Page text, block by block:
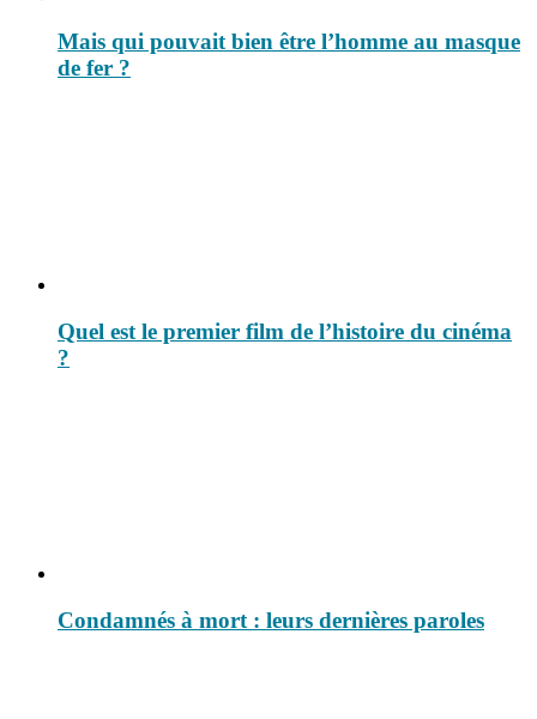
Mais qui pouvait bien être l’homme au masque
de fer ?
Quel est le premier film de l’histoire du cinéma
?
Condamnés à mort : leurs dernières paroles